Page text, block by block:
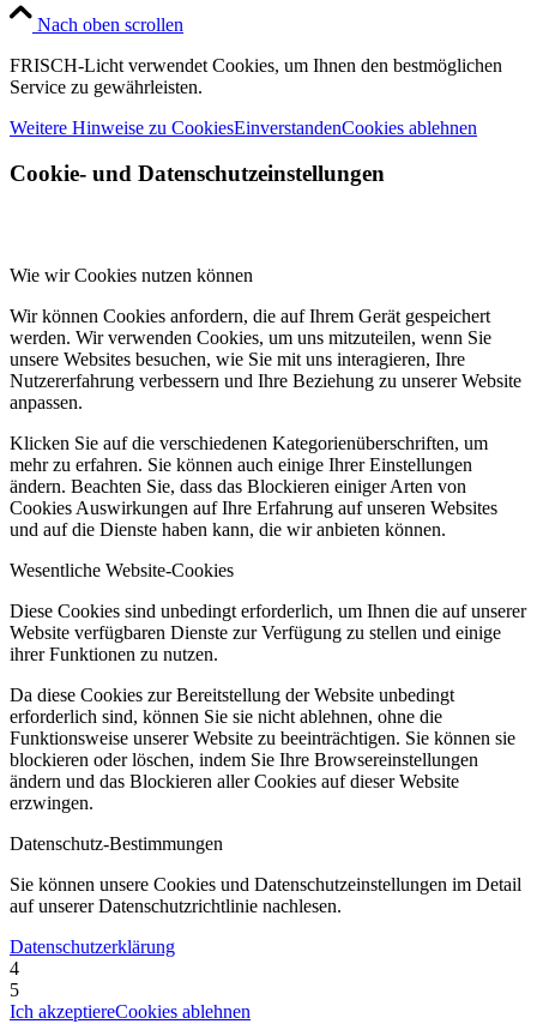
Nach oben scrollen
FRISCH-Licht verwendet Cookies, um Ihnen den bestmöglichen
Service zu gewährleisten.
Weitere Hinweise zu CookiesEinverstandenCookies ablehnen
Cookie- und Datenschutzeinstellungen
Wie wir Cookies nutzen können
Wir können Cookies anfordern, die auf Ihrem Gerät gespeichert
werden. Wir verwenden Cookies, um uns mitzuteilen, wenn Sie
unsere Websites besuchen, wie Sie mit uns interagieren, Ihre
Nutzererfahrung verbessern und Ihre Beziehung zu unserer Website
anpassen.
Klicken Sie auf die verschiedenen Kategorienüberschriften, um
mehr zu erfahren. Sie können auch einige Ihrer Einstellungen
ändern. Beachten Sie, dass das Blockieren einiger Arten von
Cookies Auswirkungen auf Ihre Erfahrung auf unseren Websites
und auf die Dienste haben kann, die wir anbieten können.
Wesentliche Website-Cookies
Diese Cookies sind unbedingt erforderlich, um Ihnen die auf unserer
Website verfügbaren Dienste zur Verfügung zu stellen und einige
ihrer Funktionen zu nutzen.
Da diese Cookies zur Bereitstellung der Website unbedingt
erforderlich sind, können Sie sie nicht ablehnen, ohne die
Funktionsweise unserer Website zu beeinträchtigen. Sie können sie
blockieren oder löschen, indem Sie Ihre Browsereinstellungen
ändern und das Blockieren aller Cookies auf dieser Website
erzwingen.
Datenschutz-Bestimmungen
Sie können unsere Cookies und Datenschutzeinstellungen im Detail
auf unserer Datenschutzrichtlinie nachlesen.
Datenschutzerklärung
4
5
Ich akzeptiereCookies ablehnen